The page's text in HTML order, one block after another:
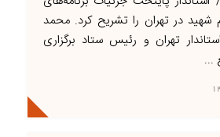
شهید در تهران را تشریح کرد. محمد
تهران و رئیس ستاد برگزاری
...